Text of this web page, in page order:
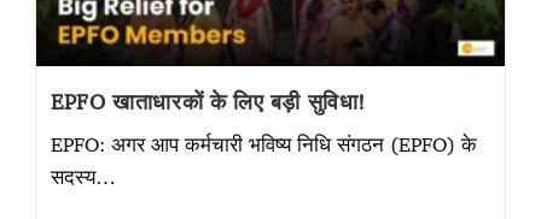
EPFO खाताधारकों के लिए बड़ी सुविधा!
EPFO: अगर आप कर्मचारी भविष्य निधि संगठन (EPFO) के
सदस्य…